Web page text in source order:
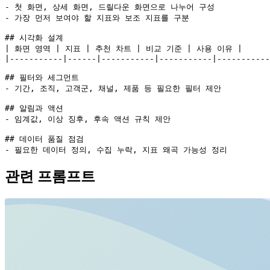
- 첫 화면, 상세 화면, 드릴다운 화면으로 나누어 구성
- 가장 먼저 보여야 할 지표와 보조 지표를 구분
## 시각화 설계
| 화면 영역 | 지표 | 추천 차트 | 비교 기준 | 사용 이유 |
|-----------|------|-----------|-----------
## 필터와 세그먼트
- 기간, 조직, 고객군, 채널, 제품 등 필요한 필터 제안
## 알림과 액션
- 임계값, 이상 징후, 후속 액션 규칙 제안
## 데이터 품질 점검
- 필요한 데이터 정의, 수집 누락, 지표 왜곡 가능성 정리
관련 프롬프트